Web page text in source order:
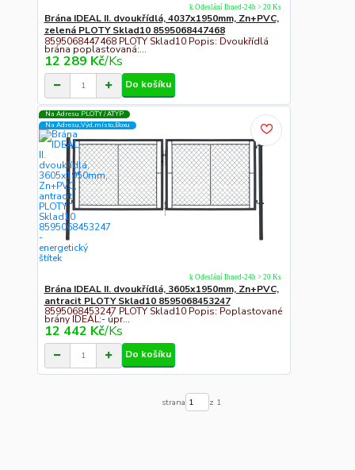
Brána IDEAL II. dvoukřídlá, 4037x1950mm, Zn+PVC,
zelená PLOTY Sklad10 8595068447468
8595068447468 PLOTY Sklad10 Popis: Dvoukřídlá
brána poplastovaná:...
12 289 Kč/Ks
k Odeslání Ihned-24h > 20 Ks
Do košíku
Na Adresu PLOTY / ATYP
Na Adresu,Výd.místo,Boxu
Brána IDEAL II. dvoukřídlá, 3605x1950mm, Zn+PVC,
antracit PLOTY Sklad10 8595068453247
8595068453247 PLOTY Sklad10 Popis: Poplastované
brány IDEAL:- úpr...
12 442 Kč/Ks
k Odeslání Ihned-24h > 20 Ks
Do košíku
strana z 1